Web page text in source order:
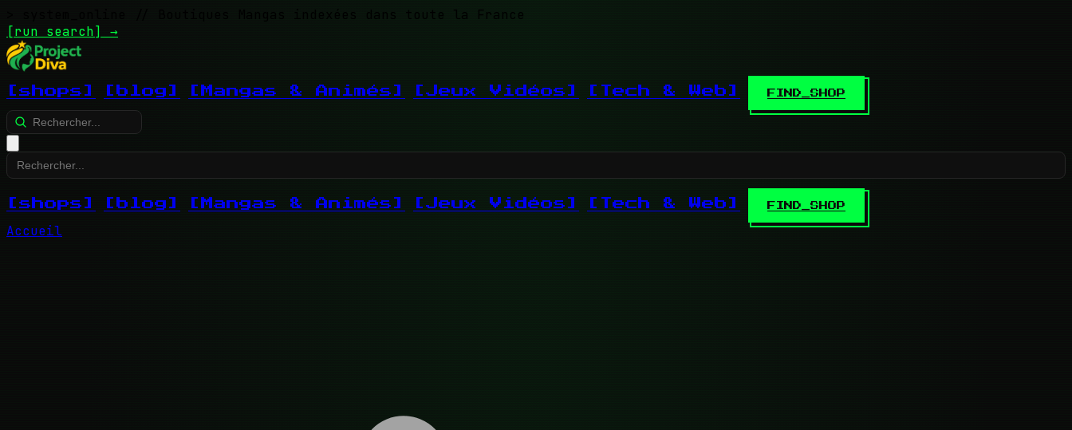
// Boutiques Mangas indexées dans toute la France
[run search] →
[shops] [blog] [Mangas & Animés] [Jeux Vidéos] [Tech & Web] FIND_SHOP
[shops] [blog] [Mangas & Animés] [Jeux Vidéos] [Tech & Web] FIND_SHOP
Accueil